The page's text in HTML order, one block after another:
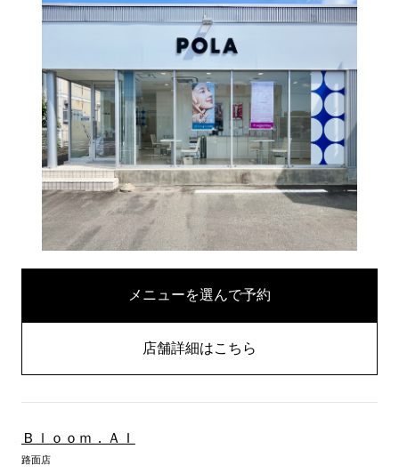
メニューを選んで予約
店舗詳細はこちら
Ｂｌｏｏｍ．ＡＩ
路面店